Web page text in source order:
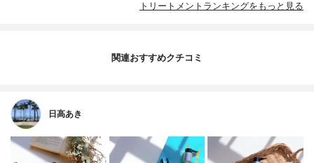
トリートメントランキングをもっと見る
関連おすすめクチコミ
日高あき